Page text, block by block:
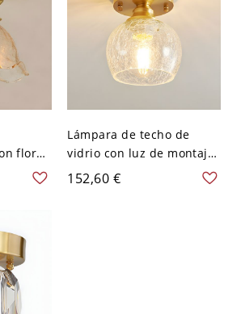
flor
de
110 A
Lámpara de techo de
vidrio con luz de montaje
empotrado de 1 luz y
diseño geométrico
152,60 €